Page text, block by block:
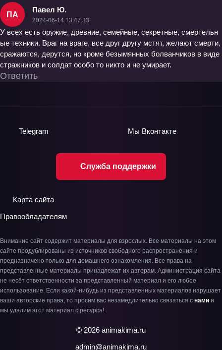
ПА
Павел Ю.
2024-06-14 13:47:33
У всех есть оружие, древние, семейные, секретные, смертельн
ые техники. Враг на враге, все друг другу мстят, желают смерти,
сражаются, дерутся, но кроме безымянных болванчиков в виде
стражников и солдат особо то никто и не умирает.
Ответить
Служба поддержки
Telegram Мы Вконтакте
Карта сайта
Правообладателям
Внимание сайт содержит материалы для взрослых. Все материалы на этом
сайте продублированы из источников свободного распространения и
предназначено только для домашнего ознакомления. Все права на
представленные материалы принадлежат их авторам. Администрация сайта
не несёт ответственности за представленный материал и его любое
использование. Если какой-нибудь из представленных материалов нарушает
ваши авторские права, то просим вас незамедлительно связаться с нами и
мы удалим этот материал с ресурса!
© 2026 animakima.ru
admin@animakima.ru